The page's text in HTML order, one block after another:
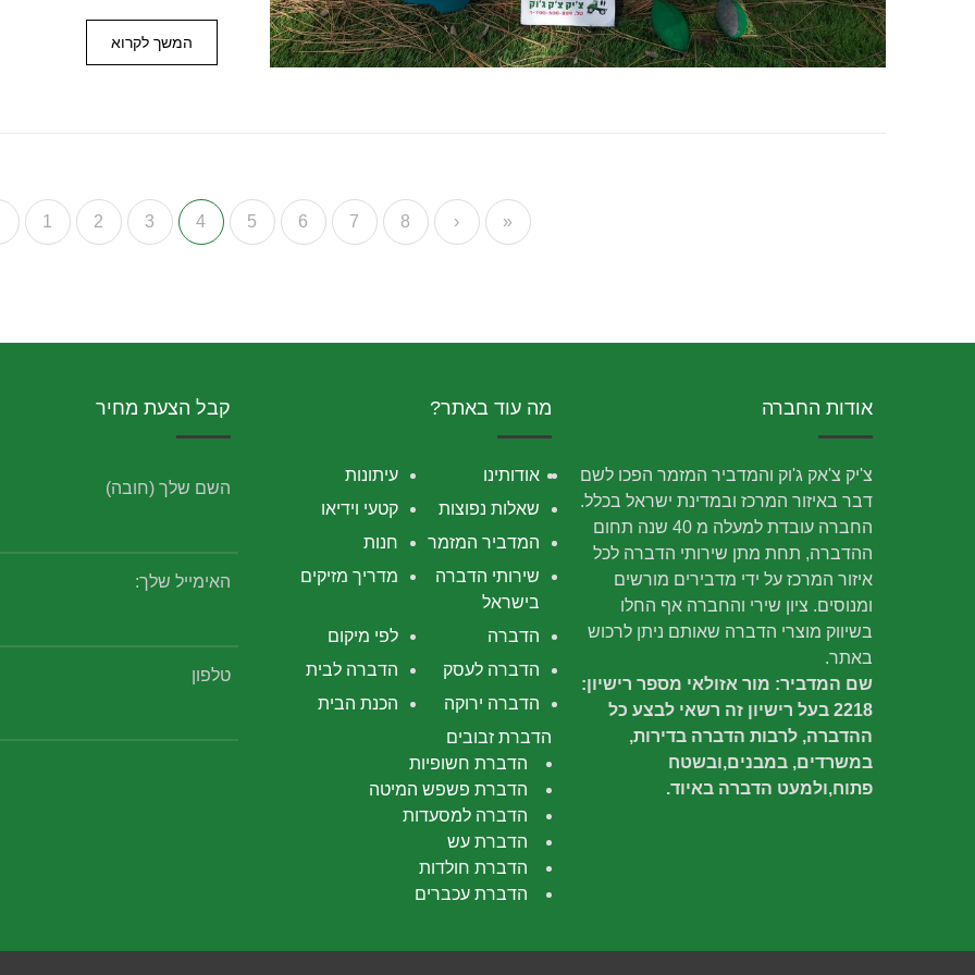
המשך לקרוא
1 2 3 4 5 6 7 8 › »
אודות החברה
צ'יק צ'אק ג'וק והמדביר המזמר הפכו לשם
דבר באיזור המרכז ובמדינת ישראל בכלל.
החברה עובדת למעלה מ 40 שנה תחום
ההדברה, תחת מתן שירותי הדברה לכל
איזור המרכז על ידי מדבירים מורשים
ומנוסים. ציון שירי והחברה אף החלו
בשיווק מוצרי הדברה שאותם ניתן לרכוש
באתר.
שם המדביר: מור אזולאי מספר רישיון:
2218 בעל רישיון זה רשאי לבצע כל
ההדברה, לרבות הדברה בדירות,
במשרדים, במבנים,ובשטח
פתוח,ולמעט הדברה באיוד.
מה עוד באתר?
עיתונות
אודותינו
קטעי וידיאו
שאלות נפוצות
חנות
המדביר המזמר
מדריך מזיקים
שירותי הדברה
בישראל
לפי מיקום
הדברה
הדברה לבית
הדברה לעסק
הכנת הבית
הדברה ירוקה
הדברת זבובים
הדברת חשופיות
הדברת פשפש המיטה
הדברה למסעדות
הדברת עש
הדברת חולדות
הדברת עכברים
קבל הצעת מחיר
השם שלך (חובה)
האימייל שלך:
טלפון